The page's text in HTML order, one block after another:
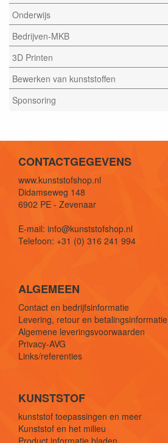
Onderwijs
Bedrijven-MKB
3D Printen
Bewerken van kunststoffen
Sponsoring
CONTACTGEGEVENS
www.kunststofshop.nl
Didamseweg 148
6902 PE - Zevenaar
E-mail: info@kunststofshop.nl
Telefoon: +31 (0) 316 241 994
ALGEMEEN
Contact en bedrijfsinformatie
Levering, retour en betalingsinformatie
Algemene leveringsvoorwaarden
Privacy-AVG
Links/referenties
KUNSTSTOF
kunststof toepassingen en meer
Kunststof en het milieu
Product informatie bladen